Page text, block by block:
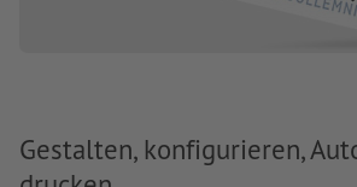
Gestalten, konfigurieren,